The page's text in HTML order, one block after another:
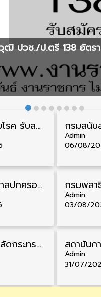
ปวช./ป.ตรี 138 อัตร
กรมควบคุมโรค รับสมัครสอบบรรจุเข้ารับราชการ วุฒิ ปวส./ป.ตรี 17 อัตรา รับสมัคร 17 สิงหาคม – 4 กันยายน
Admin
06/08/
สํานักงานศาลปกครอง รับสมัครสอบบรรจุเข้ารับราชการ วุฒิ ป.ตรี 72 อัตรา รับสมัคร 31 สิงหาคม – 18 กันยายน
Admin
03/08/
สำนักงานปลัดกระทรวงพาณิชย์ รับสมัครคัดเลือกพนักงานราชการ วุฒิ ปวส./ป.ตรี 11 อัตรา รับสมัคร 10 – 21 สิงหาคม
Admin
31/07/